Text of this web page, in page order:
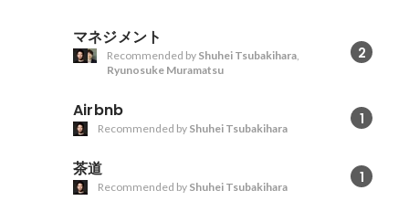
マネジメント
2
Recommended by Shuhei Tsubakihara,
Ryunosuke Muramatsu
Airbnb 1
Recommended by Shuhei Tsubakihara
茶道 1
Recommended by Shuhei Tsubakihara